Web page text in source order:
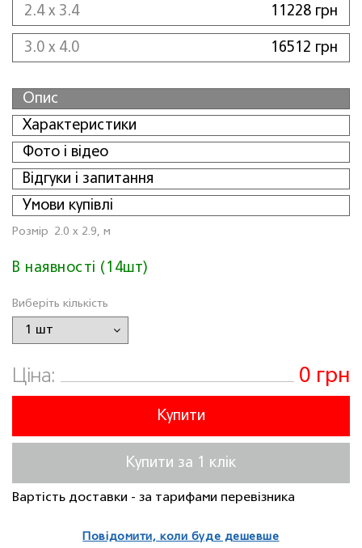
2.4 x 3.4 11228 грн
3.0 x 4.0 16512 грн
Опис
Характеристики
Фото і відео
Відгуки і запитання
Умови купівлі
Розмiр 2.0 x 2.9, м
В наявності (14шт)
Виберіть кількість
Ціна: 0 грн
Купити
Купити за 1 клiк
Вартість доставки - за тарифами перевізника
Повідомити, коли буде дешевше